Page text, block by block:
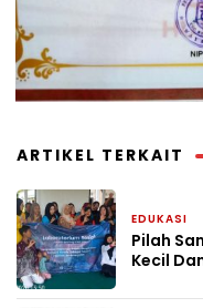
ARTIKEL TERKAIT
EDUKASI
Pilah
Kecil